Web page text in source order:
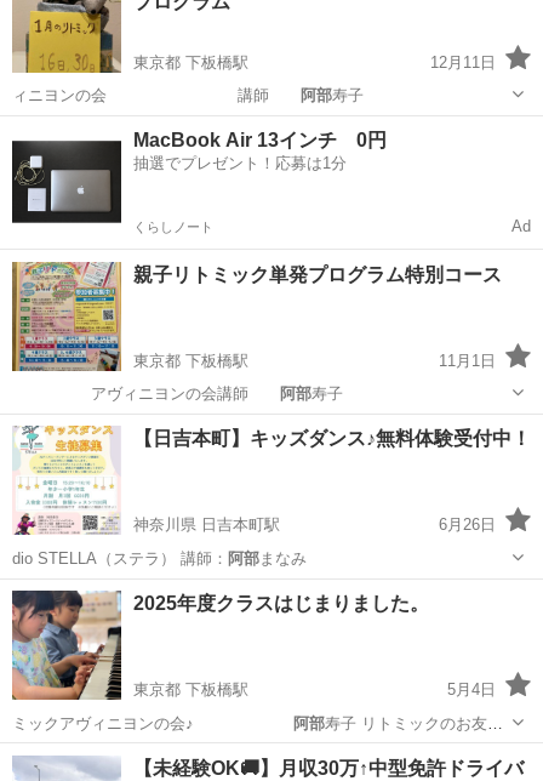
東京都 下板橋駅
12月11日
ィニヨンの会 講師
阿部寿子
豊島区 下板橋駅 リトミック チラシ
MacBook Air 13インチ 0円
抽選でプレゼント！応募は1分
くらしノート Ad
親子リトミック単発プログラム特別コース
東京都 下板橋駅
11月1日
アヴィニヨンの会講師
阿部寿子
東京 豊島区 下板橋駅 リトミック 単発
【日吉本町】キッズダンス♪無料体験受付中！
神奈川県 日吉本町駅
6月26日
dio STELLA（ステラ） 講師： 阿部まなみ
神奈川 横浜市 日吉本町駅 ヒップホップ キッズダンス
2025年度クラスはじまりました。
東京都 下板橋駅
5月4日
ミックアヴィニヨンの会♪
阿部寿子 リトミックのお友達
募集中です‼…
東京 豊島区 下板橋駅 リトミック クラス
【未経験OK🚚】月収30万↑中型免許ドライバ